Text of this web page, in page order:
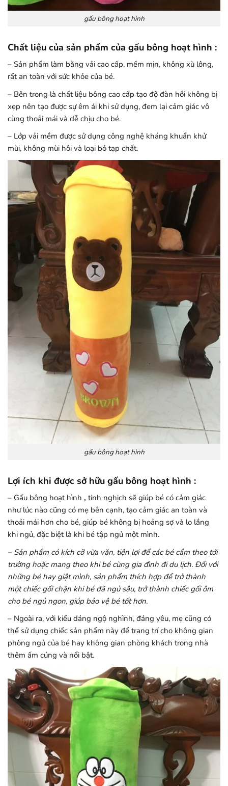
gấu bông hoạt hình
Chất liệu của sản phẩm của gấu bông hoạt hình :
– Sản phẩm làm bằng vải cao cấp, mềm mịn, không xù lông,
rất an toàn với sức khỏe của bé.
– Bên trong là chất liệu bông cao cấp tạo độ đàn hồi không bị
xẹp nên tạo được sự êm ái khi sử dụng, đem lại cảm giác vô
cùng thoải mái và dễ chịu cho bé.
– Lớp vải mềm được sử dụng công nghệ kháng khuẩn khử
mùi, không mùi hôi và loại bỏ tạp chất.
gấu bông hoạt hình
Lợi ích khi được sở hữu gấu bông hoạt hình :
– Gấu bông hoạt hình , tinh nghịch sẽ giúp bé có cảm giác
như lúc nào cũng có mẹ bên cạnh, tạo cảm giác an toàn và
thoải mái hơn cho bé, giúp bé không bị hoảng sợ và lo lắng
khi ngủ, đặc biệt là khi bé tập ngủ một mình.
– Sản phẩm có kích cỡ vừa vặn, tiện lợi để các bé cầm theo tới
trường hoặc mang theo khi bé cùng gia đình đi du lịch. Đối với
những bé hay giật mình, sản phẩm thích hợp để trở thành
một chiếc gối chặn khi bé đã ngủ sâu, trở thành chiếc gối ôm
cho bé ngủ ngon, giúp bảo vệ bé tốt hơn.
– Ngoài ra, với kiểu dáng ngộ nghĩnh, đáng yêu, mẹ cũng có
thể sử dụng chiếc sản phẩm này để trang trí cho không gian
phòng ngủ của bé hay không gian phòng khách trong nhà
thêm ấm cúng và nổi bật.